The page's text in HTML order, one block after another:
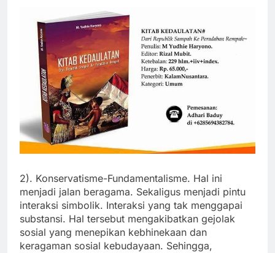
2). Konservatisme-Fundamentalisme. Hal ini
menjadi jalan beragama. Sekaligus menjadi pintu
interaksi simbolik. Interaksi yang tak menggapai
substansi. Hal tersebut mengakibatkan gejolak
sosial yang menepikan kebhinekaan dan
keragaman sosial kebudayaan. Sehingga,